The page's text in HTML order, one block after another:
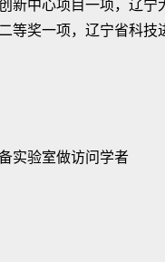
新中心项目一项，辽宁
等奖一项，辽宁省科技
实验室做访问学者